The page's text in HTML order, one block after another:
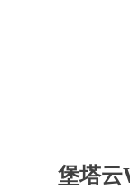
堡塔云